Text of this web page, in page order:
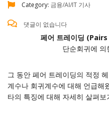
Category: 금융/AI/IT 기사
댓글이 없습니다
페어 트레이딩
단순회귀에
그 동안 페어 트레이딩의 적정
계수나 회귀계수에 대해 언급해
타의 특징에 대해 자세히 살펴보